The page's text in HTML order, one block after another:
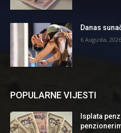
Danas
6 Augusta, 2026
POPULARNE VIJESTI
Isplata